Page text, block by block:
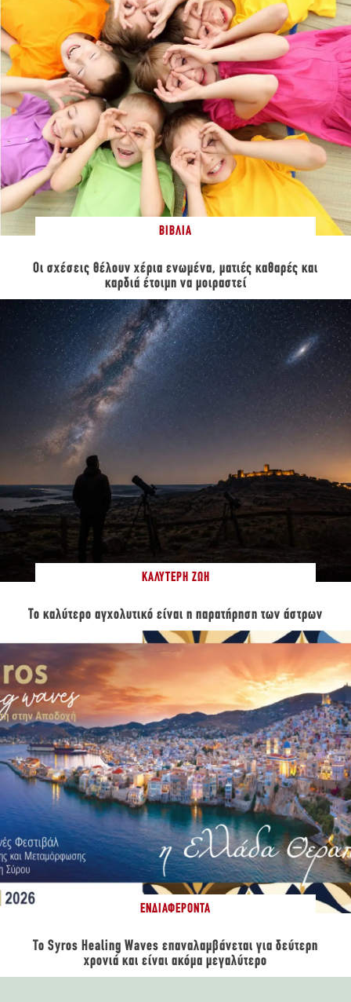
ΒΙΒΛΊΑ
Οι σχέσεις θέλουν χέρια ενωμένα, ματιές καθαρές και
καρδιά έτοιμη να μοιραστεί
ΚΑΛΎΤΕΡΗ ΖΩΉ
Το καλύτερο αγχολυτικό είναι η παρατήρηση των άστρων
ΕΝΔΙΑΦΈΡΟΝΤΑ
Το Syros Healing Waves επαναλαμβάνεται για δεύτερη
χρονιά και είναι ακόμα μεγαλύτερο